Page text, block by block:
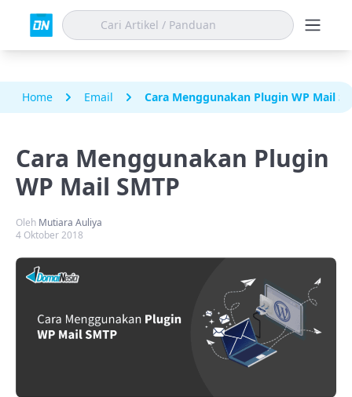
Home Email Cara Menggunakan Plugin WP Mail
Cara Menggunakan Plugin
WP Mail SMTP
Oleh Mutiara Auliya
4 Oktober 2018